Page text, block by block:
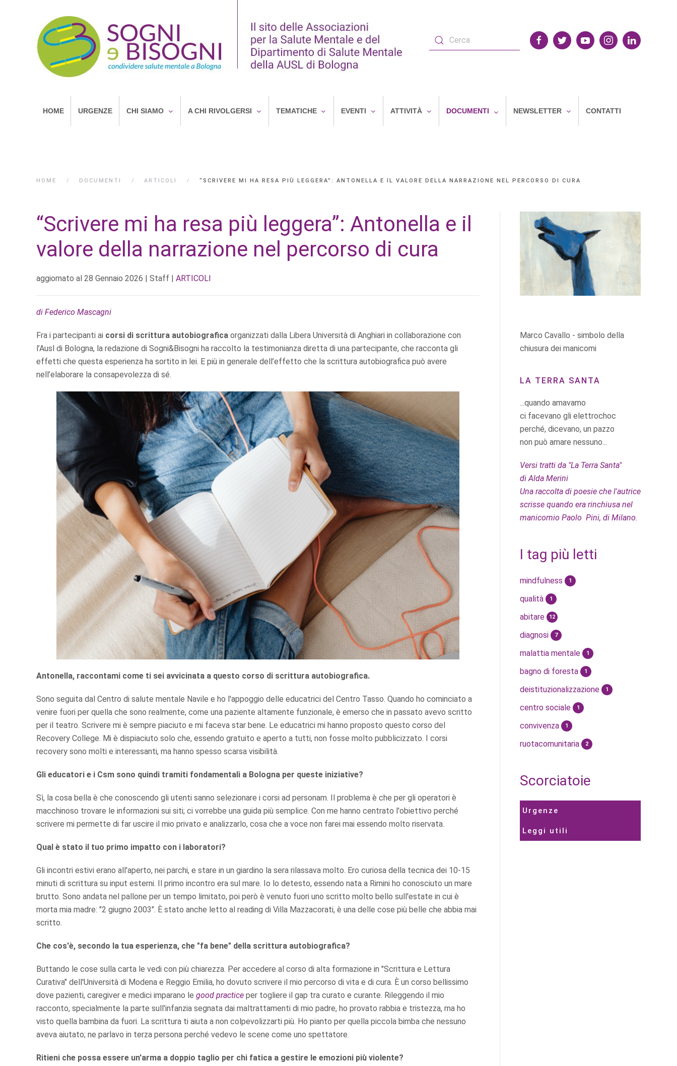
HOME URGENZE CHI SIAMO A CHI RIVOLGERSI TEMATICHE EVENTI ATTIVITÀ DOCUMENTI NEWSLETTER CONTATTI
HOME DOCUMENTI ARTICOLI “SCRIVERE MI HA RESA PIÙ LEGGERA”: ANTONELLA E IL VALORE DELLA NARRAZIONE NEL PERCORSO DI CURA
“Scrivere mi ha resa più leggera”: Antonella e il
valore della narrazione nel percorso di cura
aggiornato al 28 Gennaio 2026 | Staff | ARTICOLI
di Federico Mascagni
Fra i partecipanti ai corsi di scrittura autobiografica organizzati dalla Libera Università di Anghiari in collaborazione con
l’Ausl di Bologna, la redazione di Sogni&Bisogni ha raccolto la testimonianza diretta di una partecipante, che racconta gli
effetti che questa esperienza ha sortito in lei. E più in generale dell’effetto che la scrittura autobiografica può avere
nell’elaborare la consapevolezza di sé.
Antonella, raccontami come ti sei avvicinata a questo corso di scrittura autobiografica.
Sono seguita dal Centro di salute mentale Navile e ho l'appoggio delle educatrici del Centro Tasso. Quando ho cominciato a
venire fuori per quella che sono realmente, come una paziente altamente funzionale, è emerso che in passato avevo scritto
per il teatro. Scrivere mi è sempre piaciuto e mi faceva star bene. Le educatrici mi hanno proposto questo corso del
Recovery College. Mi è dispiaciuto solo che, essendo gratuito e aperto a tutti, non fosse molto pubblicizzato. I corsi
recovery sono molti e interessanti, ma hanno spesso scarsa visibilità.
Gli educatori e i Csm sono quindi tramiti fondamentali a Bologna per queste iniziative?
Sì, la cosa bella è che conoscendo gli utenti sanno selezionare i corsi ad personam. Il problema è che per gli operatori è
macchinoso trovare le informazioni sui siti; ci vorrebbe una guida più semplice. Con me hanno centrato l'obiettivo perché
scrivere mi permette di far uscire il mio privato e analizzarlo, cosa che a voce non farei mai essendo molto riservata.
Qual è stato il tuo primo impatto con i laboratori?
Gli incontri estivi erano all'aperto, nei parchi, e stare in un giardino la sera rilassava molto. Ero curiosa della tecnica dei 10-15
minuti di scrittura su input esterni. Il primo incontro era sul mare. Io lo detesto, essendo nata a Rimini ho conosciuto un mare
brutto. Sono andata nel pallone per un tempo limitato, poi però è venuto fuori uno scritto molto bello sull'estate in cui è
morta mia madre: "2 giugno 2003". È stato anche letto al reading di Villa Mazzacorati, è una delle cose più belle che abbia mai
scritto.
Che cos'è, secondo la tua esperienza, che "fa bene" della scrittura autobiografica?
Buttando le cose sulla carta le vedi con più chiarezza. Per accedere al corso di alta formazione in "Scrittura e Lettura
Curativa" dell'Università di Modena e Reggio Emilia, ho dovuto scrivere il mio percorso di vita e di cura. È un corso bellissimo
dove pazienti, caregiver e medici imparano le good practice per togliere il gap tra curato e curante. Rileggendo il mio
racconto, specialmente la parte sull'infanzia segnata dai maltrattamenti di mio padre, ho provato rabbia e tristezza, ma ho
visto quella bambina da fuori. La scrittura ti aiuta a non colpevolizzarti più. Ho pianto per quella piccola bimba che nessuno
aveva aiutato; ne parlavo in terza persona perché vedevo le scene come uno spettatore.
Ritieni che possa essere un'arma a doppio taglio per chi fatica a gestire le emozioni più violente?
Marco Cavallo - simbolo della
chiusura dei manicomi
LA TERRA SANTA
...quando amavamo
ci facevano gli elettrochoc
perché, dicevano, un pazzo
non può amare nessuno...
Versi tratti da "La Terra Santa"
di Alda Merini
Una raccolta di poesie che l'autrice
scrisse quando era rinchiusa nel
manicomio Paolo Pini, di Milano.
I tag più letti
mindfulness 1
qualità 1
abitare 12
diagnosi 7
malattia mentale 1
bagno di foresta 1
deistituzionalizzazione 1
centro sociale 1
convivenza 1
ruotacomunitaria 2
Scorciatoie
Urgenze
Leggi utili